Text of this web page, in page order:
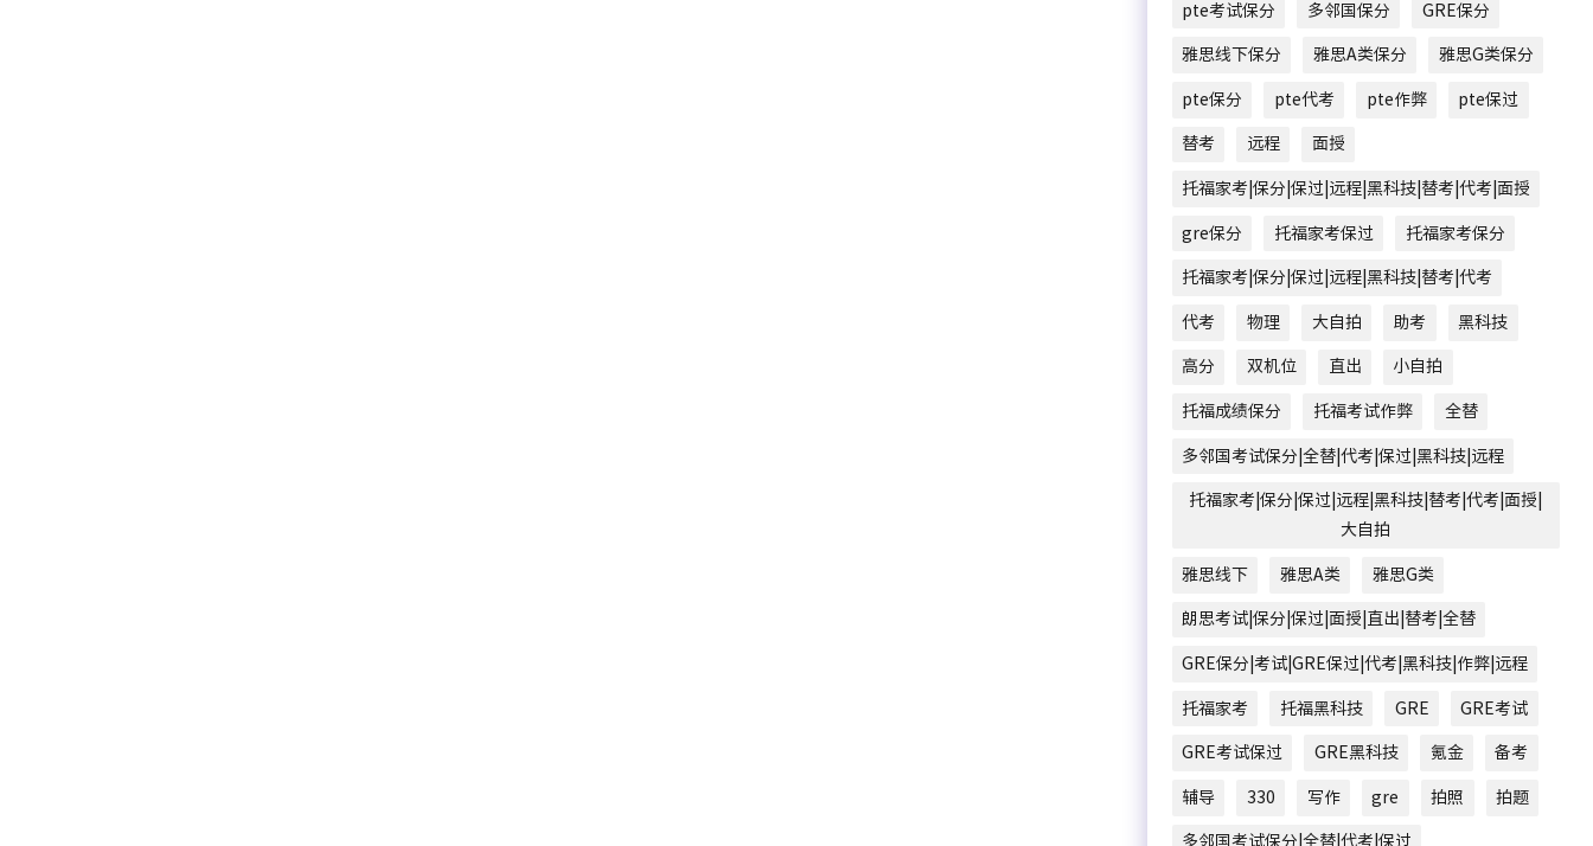
pte考试保分 多邻国保分 GRE保分
雅思线下保分 雅思A类保分 雅思G类保分
pte保分 pte代考 pte作弊 pte保过
替考 远程 面授
托福家考|保分|保过|远程|黑科技|替考|代考|面授
gre保分 托福家考保过 托福家考保分
托福家考|保分|保过|远程|黑科技|替考|代考
代考 物理 大自拍 助考 黑科技
高分 双机位 直出 小自拍
托福成绩保分 托福考试作弊 全替
多邻国考试保分|全替|代考|保过|黑科技|远程
托福家考|保分|保过|远程|黑科技|替考|代考|面授|
大自拍
雅思线下 雅思A类 雅思G类
朗思考试|保分|保过|面授|直出|替考|全替
GRE保分|考试|GRE保过|代考|黑科技|作弊|远程
托福家考 托福黑科技 GRE GRE考试
GRE考试保过 GRE黑科技 氪金 备考
辅导 330 写作 gre 拍照 拍题
多邻国考试保分|全替|代考|保过